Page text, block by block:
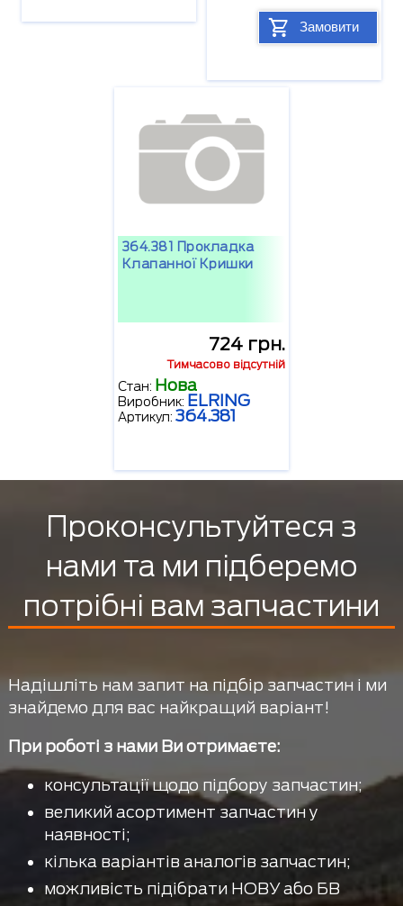
Замовити
364.381 Прокладка
Клапанної Кришки
724 грн.
Тимчасово відсутній
Стан: Нова
Виробник: ELRING
Артикул: 364.381
Проконсультуйтеся з
нами та ми підберемо
потрібні вам запчастини
Надішліть нам запит на підбір запчастин і ми
знайдемо для вас найкращий варіант!
При роботі з нами Ви отримаєте:
консультації щодо підбору запчастин;
великий асортимент запчастин у
наявності;
кілька варіантів аналогів запчастин;
можливість підібрати НОВУ або БВ